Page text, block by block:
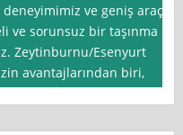
ve geniş araç
ve sorunsuz bir taşınma
Zeytinburnu/Esenyurt
avantajlarından biri,